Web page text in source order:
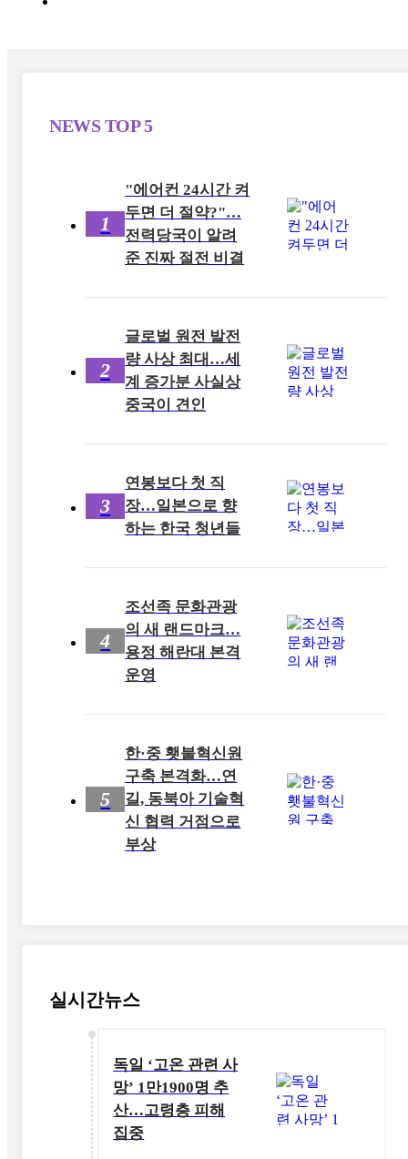
NEWSTOP 5
1
"에어컨 24시간 켜
두면 더 절약?"…
전력당국이 알려
준 진짜 절전 비결
2
글로벌 원전 발전
량 사상 최대…세
계 증가분 사실상
중국이 견인
3
연봉보다 첫 직
장…일본으로 향
하는 한국 청년들
4
조선족 문화관광
의 새 랜드마크…
용정 해란대 본격
운영
5
한·중 횃불혁신원
구축 본격화…연
길, 동북아 기술혁
신 협력 거점으로
부상
실시간뉴스
독일 ‘고온 관련 사
망’ 1만1900명 추
산…고령층 피해
집중